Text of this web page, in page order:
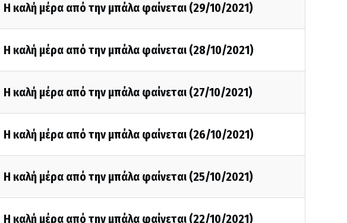
Η καλή μέρα από την μπάλα φαίνεται (29/10/2021)
Η καλή μέρα από την μπάλα φαίνεται (28/10/2021)
Η καλή μέρα από την μπάλα φαίνεται (27/10/2021)
Η καλή μέρα από την μπάλα φαίνεται (26/10/2021)
Η καλή μέρα από την μπάλα φαίνεται (25/10/2021)
Η καλή μέρα από την μπάλα φαίνεται (22/10/2021)